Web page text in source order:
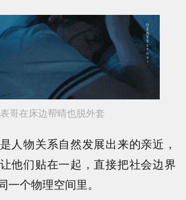
表哥在床边帮晴也脱外套
人物关系自然发展出来的亲近，
他们贴在一起，直接把社会边界
一个物理空间里。